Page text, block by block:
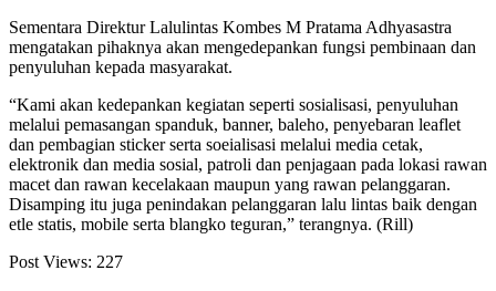
Sementara Direktur Lalulintas Kombes M Pratama Adhyasastra
mengatakan pihaknya akan mengedepankan fungsi pembinaan dan
penyuluhan kepada masyarakat.
“Kami akan kedepankan kegiatan seperti sosialisasi, penyuluhan
melalui pemasangan spanduk, banner, baleho, penyebaran leaflet
dan pembagian sticker serta soeialisasi melalui media cetak,
elektronik dan media sosial, patroli dan penjagaan pada lokasi rawan
macet dan rawan kecelakaan maupun yang rawan pelanggaran.
Disamping itu juga penindakan pelanggaran lalu lintas baik dengan
etle statis, mobile serta blangko teguran,” terangnya. (Rill)
Post Views: 227